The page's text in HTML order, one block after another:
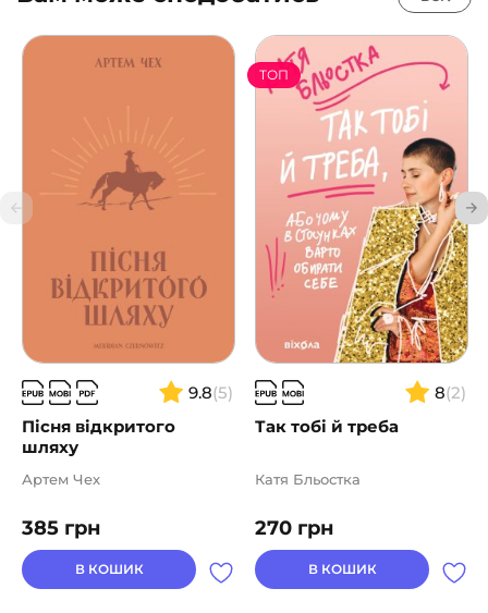
9.8(5)
Пісня відкритого
шляху
385 грн
Артем Чех
В КОШИК
8(2)
Так тобі й треба
ТОП
270 грн
Катя Бльостка
В КОШИК